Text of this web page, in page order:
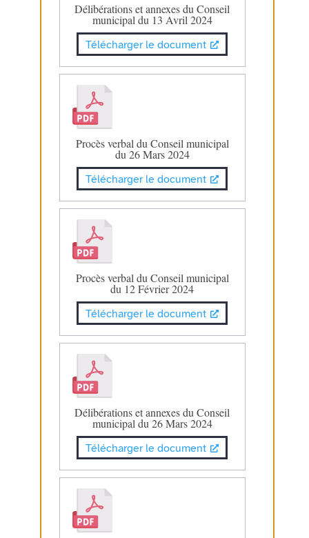
Délibérations et annexes du Conseil
municipal du 13 Avril 2024
Télécharger le document
Procès verbal du Conseil municipal
du 26 Mars 2024
Télécharger le document
Procès verbal du Conseil municipal
du 12 Février 2024
Télécharger le document
Délibérations et annexes du Conseil
municipal du 26 Mars 2024
Télécharger le document